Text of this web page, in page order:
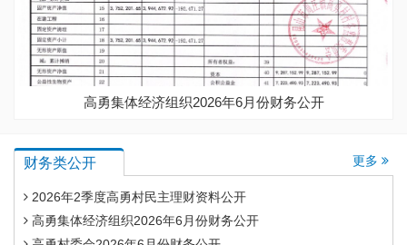
高勇集体经济组织2026年6月份财务公开
财务类公开 更多
2026年2季度高勇村民主理财资料公开
高勇集体经济组织2026年6月份财务公开